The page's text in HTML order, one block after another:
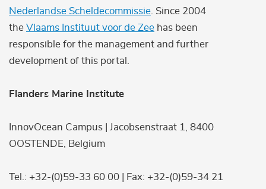
Nederlandse Scheldecommissie . Since 2004
the Vlaams Instituut voor de Zee has been
responsible for the management and further
development of this portal.
Flanders Marine Institute
InnovOcean Campus | Jacobsenstraat 1, 8400
OOSTENDE, Belgium
Tel.: +32-(0)59-33 60 00 | Fax: +32-(0)59-34 21